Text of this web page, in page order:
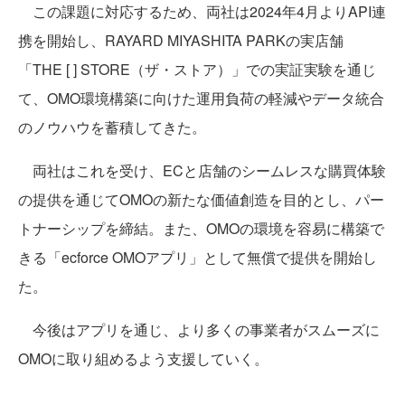
この課題に対応するため、両社は2024年4月よりAPI連
携を開始し、RAYARD MIYASHITA PARKの実店舗
「THE [ ] STORE（ザ・ストア）」での実証実験を通じ
て、OMO環境構築に向けた運用負荷の軽減やデータ統合
のノウハウを蓄積してきた。
両社はこれを受け、ECと店舗のシームレスな購買体験
の提供を通じてOMOの新たな価値創造を目的とし、パー
トナーシップを締結。また、OMOの環境を容易に構築で
きる「ecforce OMOアプリ」として無償で提供を開始し
た。
今後はアプリを通じ、より多くの事業者がスムーズに
OMOに取り組めるよう支援していく。